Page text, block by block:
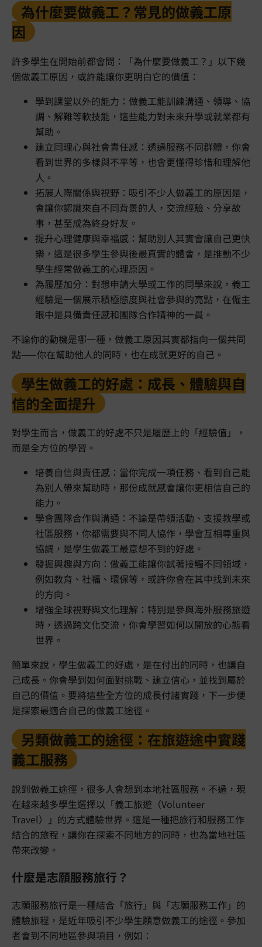
為什麼要做義工？常見的做義工原
因
許多學生在開始前都會問：「為什麼要做義工？」以下幾
個做義工原因，或許能讓你更明白它的價值：
學到課堂以外的能力：做義工能訓練溝通、領導、協
調、解難等軟技能，這些能力對未來升學或就業都有
幫助。
建立同理心與社會責任感：透過服務不同群體，你會
看到世界的多樣與不平等，也會更懂得珍惜和理解他
人。
拓展人際關係與視野：吸引不少人做義工的原因是，
會讓你認識來自不同背景的人，交流經驗、分享故
事，甚至成為終身好友。
提升心理健康與幸福感：幫助別人其實會讓自己更快
樂，這是很多學生參與後最真實的體會，是推動不少
學生經常做義工的心理原因。
為履歷加分：對想申請大學或工作的同學來說，義工
經驗是一個展示積極態度與社會參與的亮點，在僱主
眼中是具備責任感和團隊合作精神的一員。
不論你的動機是哪一種，做義工原因其實都指向一個共同
點——你在幫助他人的同時，也在成就更好的自己。
學生做義工的好處：成長、體驗與自
信的全面提升
對學生而言，做義工的好處不只是履歷上的「經驗值」，
而是全方位的學習。
培養自信與責任感：當你完成一項任務、看到自己能
為別人帶來幫助時，那份成就感會讓你更相信自己的
能力。
學會團隊合作與溝通：不論是帶領活動、支援教學或
社區服務，你都需要與不同人協作，學會互相尊重與
協調，是學生做義工最意想不到的好處。
發掘興趣與方向：做義工能讓你試著接觸不同領域，
例如教育、社福、環保等，或許你會在其中找到未來
的方向。
增強全球視野與文化理解：特別是參與海外服務旅遊
時，透過跨文化交流，你會學習如何以開放的心態看
世界。
簡單來說，學生做義工的好處，是在付出的同時，也讓自
己成長。你會學到如何面對挑戰、建立信心，並找到屬於
自己的價值。要將這些全方位的成長付諸實踐，下一步便
是探索最適合自己的做義工途徑。
另類做義工的途徑：在旅遊途中實踐
義工服務
說到做義工途徑，很多人會想到本地社區服務。不過，現
在越來越多學生選擇以「義工旅遊（Volunteer
Travel）」的方式體驗世界。這是一種把旅行和服務工作
結合的旅程，讓你在探索不同地方的同時，也為當地社區
帶來改變。
什麼是志願服務旅行？
志願服務旅行是一種結合「旅行」與「志願服務工作」的
體驗旅程，是近年吸引不少學生願意做義工的途徑。參加
者會到不同地區參與項目，例如：